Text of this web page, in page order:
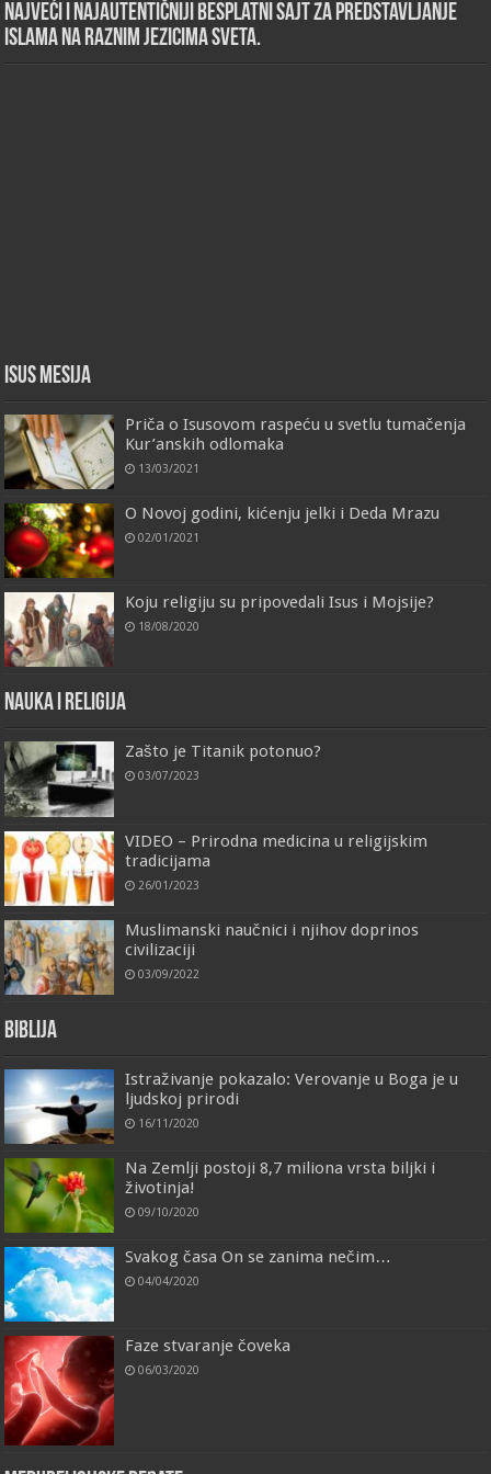
Najveći i najautentičniji besplatni sajt za predstavljanje
islama na raznim jezicima sveta.
Isus Mesija
Priča o Isusovom raspeću u svetlu tumačenja
Kur’anskih odlomaka
13/03/2021
O Novoj godini, kićenju jelki i Deda Mrazu
02/01/2021
Koju religiju su pripovedali Isus i Mojsije?
18/08/2020
Nauka i religija
Zašto je Titanik potonuo?
03/07/2023
VIDEO – Prirodna medicina u religijskim
tradicijama
26/01/2023
Muslimanski naučnici i njihov doprinos
civilizaciji
03/09/2022
Biblija
Istraživanje pokazalo: Verovanje u Boga je u
ljudskoj prirodi
16/11/2020
Na Zemlji postoji 8,7 miliona vrsta biljki i
životinja!
09/10/2020
Svakog časa On se zanima nečim…
04/04/2020
Faze stvaranje čoveka
06/03/2020